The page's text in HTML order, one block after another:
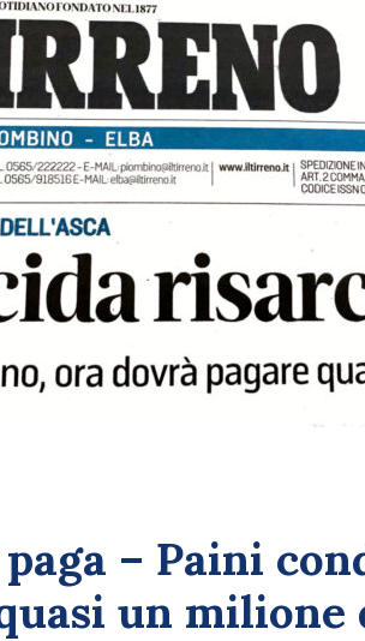
– Paini
un milione